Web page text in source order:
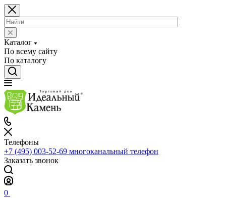
Каталог
По всему сайту
По каталогу
Телефоны
+7 (495) 003-52-69 многоканальный телефон
Заказать звонок
0